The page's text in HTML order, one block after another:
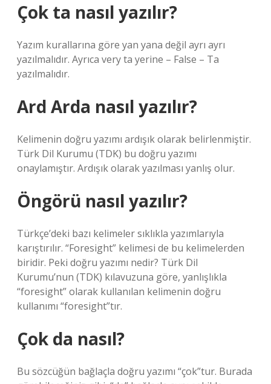
Çok ta nasıl yazılır?
Yazım kurallarına göre yan yana değil ayrı ayrı
yazılmalıdır. Ayrıca very ta yerine – False – Ta
yazılmalıdır.
Ard Arda nasıl yazılır?
Kelimenin doğru yazımı ardışık olarak belirlenmiştir.
Türk Dil Kurumu (TDK) bu doğru yazımı
onaylamıştır. Ardışık olarak yazılması yanlış olur.
Öngörü nasıl yazılır?
Türkçe’deki bazı kelimeler sıklıkla yazımlarıyla
karıştırılır. “Foresight” kelimesi de bu kelimelerden
biridir. Peki doğru yazımı nedir? Türk Dil
Kurumu’nun (TDK) kılavuzuna göre, yanlışlıkla
“foresight” olarak kullanılan kelimenin doğru
kullanımı “foresight”tır.
Çok da nasıl?
Bu sözcüğün bağlaçla doğru yazımı “çok”tur. Burada